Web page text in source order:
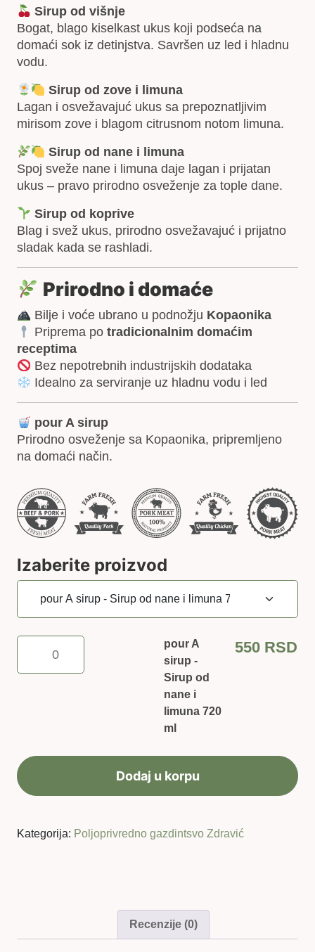
Sirup od višnje
Bogat, blago kiselkast ukus koji podseća na
domaći sok iz detinjstva. Savršen uz led i hladnu
vodu.
Sirup od zove i limuna
Lagan i osvežavajuć ukus sa prepoznatljivim
mirisom zove i blagom citrusnom notom limuna.
Sirup od nane i limuna
Spoj sveže nane i limuna daje lagan i prijatan
ukus – pravo prirodno osveženje za tople dane.
Sirup od koprive
Blag i svež ukus, prirodno osvežavajuć i prijatno
sladak kada se rashladi.
Prirodno i domaće
Bilje i voće ubrano u podnožju Kopaonika
Priprema potradicionalnim domaćim
receptima
Bez nepotrebnih industrijskih dodataka
Idealno za serviranje uz hladnu vodu i led
pour A sirup
Prirodno osveženje sa Kopaonika, pripremljeno
na domaći način.
Izaberite proizvod
pour
sirup
limuna
720
količina
pour A
sirup -
Sirup od
nane i
limuna 720
ml
550 RSD
Dodaj u korpu
Kategorija: Poljoprivredno gazdintsvo Zdravić
Recenzije (0)